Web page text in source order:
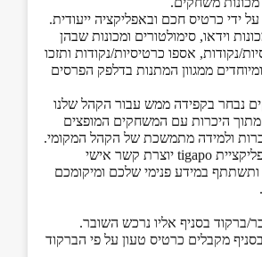
ידי כרטיס חכם ובאפליקציה ייעודית.
וידאו, סימולטורים ומכונות שבהן
נקודות, אספו כרטיסיות/נקודות ותזכו
ממגוון המתנות בדלפק הפרסים
נבחר בקפידה ממש עבור הקהל שלנו
מתוך היכרות עם המשחקים המופצים
ולמידה מתמשכת של הקהל המקומי.
פאנלנד יחד עם אפליקציית tigapo יוצרת קשר אישי
במידע פנימי שלכם ומיקומכם
ברקוד בסניף אליו נרכש השובר.
מקבלים כרטיס טעון על פי הברקוד